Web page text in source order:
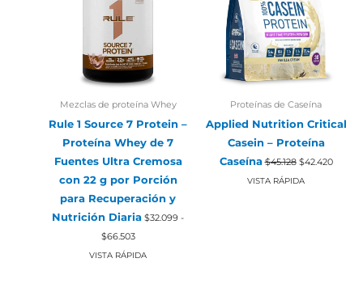
Mezclas de proteína Whey
Rule 1 Source 7 Protein –
Proteína Whey de 7
Fuentes Ultra Cremosa
con 22 g por Porción
para Recuperación y
Nutrición Diaria $32.099 -
$66.503Rango
de
precios:
VISTA RÁPIDA
Proteínas de Caseína
Applied Nutrition Critical
Casein – Proteína
Caseína $45.128 El
precio
original
$42.420El
precio
VISTA RÁPIDA